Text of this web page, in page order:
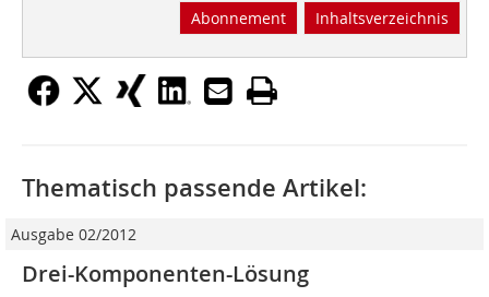
Abonnement Inhaltsverzeichnis
Thematisch passende Artikel:
Ausgabe 02/2012
Drei-Komponenten-Lösung